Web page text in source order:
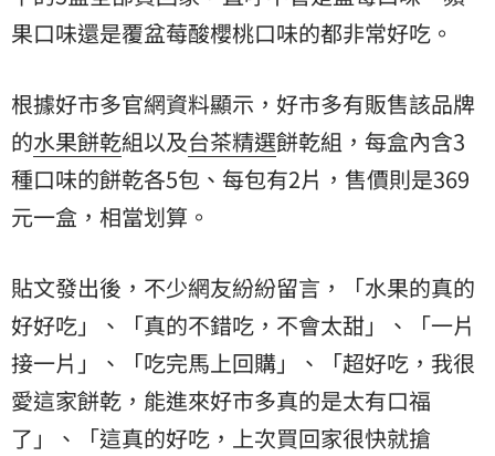
果口味還是覆盆莓酸櫻桃口味的都非常好吃。
根據好市多官網資料顯示，好市多有販售該品牌
的水果餅乾組以及台茶精選餅乾組，每盒內含3
種口味的餅乾各5包、每包有2片，售價則是369
元一盒，相當划算。
貼文發出後，不少網友紛紛留言，「水果的真的
好好吃」、「真的不錯吃，不會太甜」、「一片
接一片」、「吃完馬上回購」、「超好吃，我很
愛這家餅乾，能進來好市多真的是太有口福
了」、「這真的好吃，上次買回家很快就搶